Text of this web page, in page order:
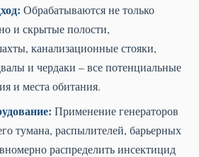
Обрабатываются не только
и скрытые полости,
канализационные стояки,
и чердаки – все потенциальные
и места обитания.
Применение генераторов
тумана, распылителей, барьерных
распределить инсектицид